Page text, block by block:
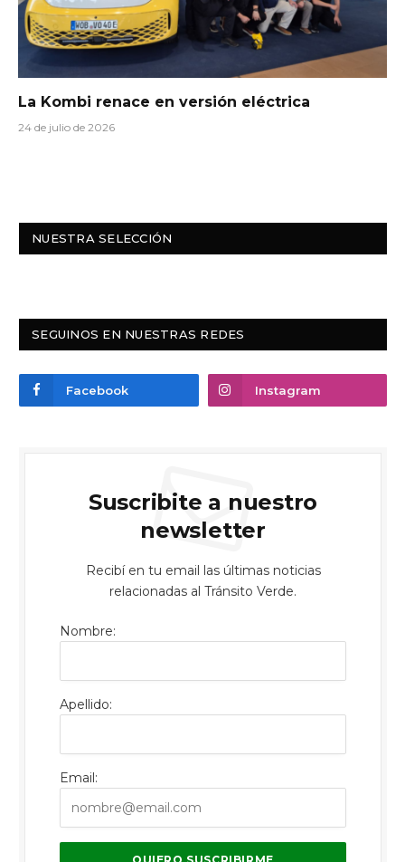
La Kombi renace en versión eléctrica
24 de julio de 2026
NUESTRA SELECCIÓN
SEGUINOS EN NUESTRAS REDES
Facebook Instagram
Suscribite a nuestro
newsletter
Recibí en tu email las últimas noticias
relacionadas al Tránsito Verde.
Nombre:
Apellido:
Email: